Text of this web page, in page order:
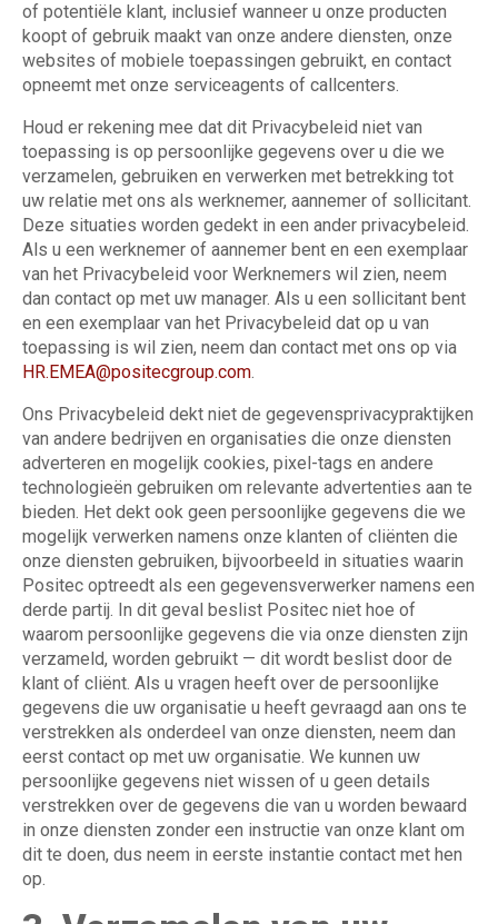
of potentiële klant, inclusief wanneer u onze producten
koopt of gebruik maakt van onze andere diensten, onze
websites of mobiele toepassingen gebruikt, en contact
opneemt met onze serviceagents of callcenters.
Houd er rekening mee dat dit Privacybeleid niet van
toepassing is op persoonlijke gegevens over u die we
verzamelen, gebruiken en verwerken met betrekking tot
uw relatie met ons als werknemer, aannemer of sollicitant.
Deze situaties worden gedekt in een ander privacybeleid.
Als u een werknemer of aannemer bent en een exemplaar
van het Privacybeleid voor Werknemers wil zien, neem
dan contact op met uw manager. Als u een sollicitant bent
en een exemplaar van het Privacybeleid dat op u van
toepassing is wil zien, neem dan contact met ons op via
HR.EMEA@positecgroup.com.
Ons Privacybeleid dekt niet de gegevensprivacypraktijken
van andere bedrijven en organisaties die onze diensten
adverteren en mogelijk cookies, pixel-tags en andere
technologieën gebruiken om relevante advertenties aan te
bieden. Het dekt ook geen persoonlijke gegevens die we
mogelijk verwerken namens onze klanten of cliënten die
onze diensten gebruiken, bijvoorbeeld in situaties waarin
Positec optreedt als een gegevensverwerker namens een
derde partij. In dit geval beslist Positec niet hoe of
waarom persoonlijke gegevens die via onze diensten zijn
verzameld, worden gebruikt — dit wordt beslist door de
klant of cliënt. Als u vragen heeft over de persoonlijke
gegevens die uw organisatie u heeft gevraagd aan ons te
verstrekken als onderdeel van onze diensten, neem dan
eerst contact op met uw organisatie. We kunnen uw
persoonlijke gegevens niet wissen of u geen details
verstrekken over de gegevens die van u worden bewaard
in onze diensten zonder een instructie van onze klant om
dit te doen, dus neem in eerste instantie contact met hen
op.